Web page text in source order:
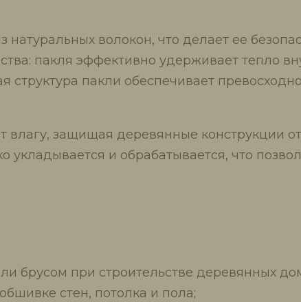
натуральных волокон, что делает ее
пакля эффективно удерживает тепло
структура пакли обеспечивает
влагу, защищая деревянные конструкции
укладывается и обрабатывается, что
брусом при строительстве деревянных
стен, потолка и пола;